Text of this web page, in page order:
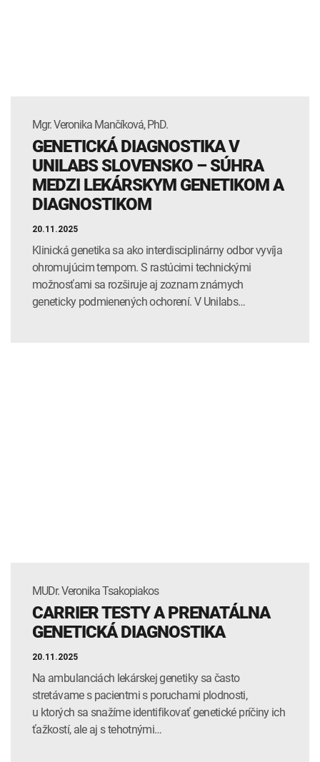
Mgr. Veronika Mančíková, PhD.
GENETICKÁ DIAGNOSTIKA V
UNILABS SLOVENSKO – SÚHRA
MEDZI LEKÁRSKYM GENETIKOM A
DIAGNOSTIKOM
20.11.2025
Klinická genetika sa ako interdisciplinárny odbor vyvíja
ohromujúcim tempom. S rastúcimi technickými
možnosťami sa rozširuje aj zoznam známych
geneticky podmienených ochorení. V Unilabs…
MUDr. Veronika Tsakopiakos
CARRIER TESTY A PRENATÁLNA
GENETICKÁ DIAGNOSTIKA
20.11.2025
Na ambulanciách lekárskej genetiky sa často
stretávame s pacientmi s poruchami plodnosti,
u ktorých sa snažíme identifikovať genetické príčiny ich
ťažkostí, ale aj s tehotnými…